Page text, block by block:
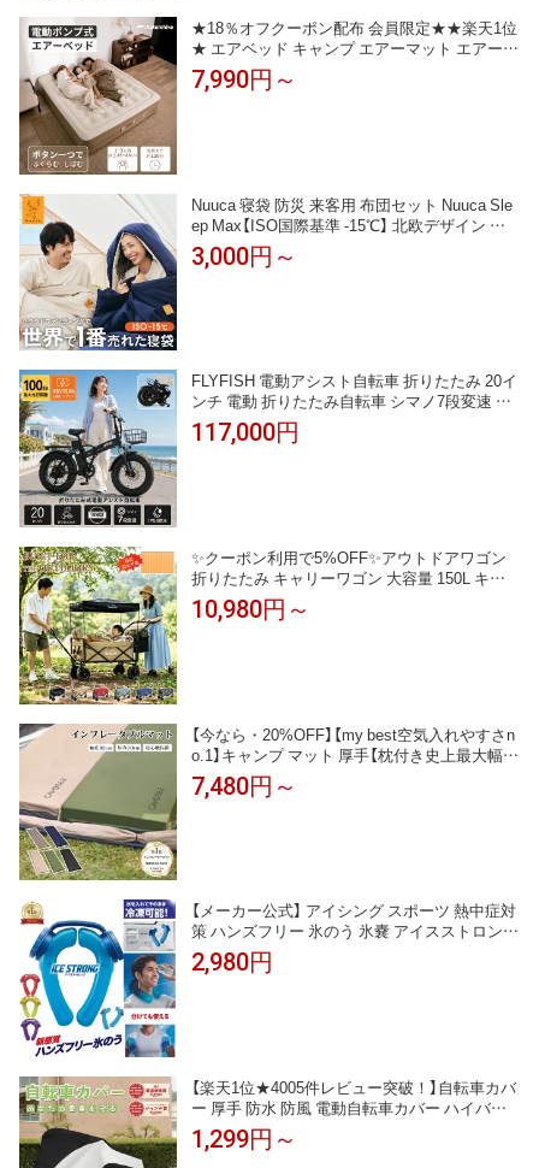
★18％オフクーポン配布 会員限定★★楽天1位
★ エアベッド キャンプ エアーマット エアーベ
ッド 電動 極厚45cm キャンプ ベッド Naturehik
e エアマットレス エアーマットレス 電動ポン
7,990円～
Nuuca 寝袋 防災 来客用 布団セット Nuuca Sle
ep Max【ISO国際基準 -15℃】 北欧デザイン シ
ュラフ 冬用 オールシーズン 秋用 春用 来客 布
団 ふとん 客用布団 人気 おすすめ コンパクト
3,000円～
FLYFISH 電動アシスト自転車 折りたたみ 20イ
ンチ 電動 折りたたみ自転車 シマノ7段変速 最
高速度24KM/H 500Wモーター 2wayモード 14A
h大容量バッテリー 最大続行距離100km 電動バ
117,000円
✨クーポン利用で5%OFF✨アウトドアワゴン
折りたたみ キャリーワゴン 大容量 150L キャ
リー カート 頑丈 耐荷重150kg 大型タイヤ 4輪
キャンプワゴン キャンプ用品 子供載せ コンパ
10,980円～
【今なら・20%OFF】【my best空気入れやすさn
o.1】キャンプ マット 厚手【枕付き史上最大幅75
cm追加】インフレーターマット 8/10cm アウト
ドアマット 自動膨張式 イインフレータブルマ
7,480円～
【メーカー公式】 アイシング スポーツ 熱中症対
策 ハンズフリー 氷のう 氷嚢 アイスストロング
IS-001 MIクリエーションズ 氷嚢 観戦 野球 サ
ッカー 釣り アウトドア 農作業 ネッククーラー
2,980円
【楽天1位★4005件レビュー突破！】自転車カバ
ー 厚手 防水 防風 電動自転車カバー ハイバッ
ク 子供乗せ クス製 防犯防風 18-29インチ対応
210D 防犯 防風 盗難防止 雨避け 鍵穴盗難防止
1,299円～